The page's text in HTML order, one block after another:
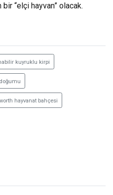
“elçi hayvan” olacak.
kuyruklu kirpi
hayvanat bahçesi